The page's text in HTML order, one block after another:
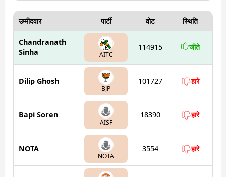
उम्मीदवार पार्टी वोट स्थिति
Chandranath
Sinha
AITC
114915 जीते
Dilip Ghosh
BJP
101727 हारे
Bapi Soren
AISF
18390 हारे
NOTA
NOTA
3554 हारे